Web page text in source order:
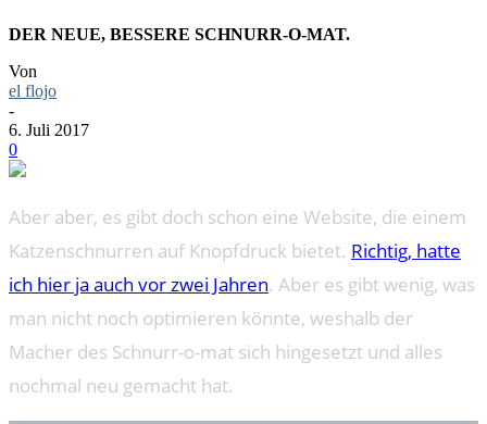
DER NEUE, BESSERE SCHNURR-O-MAT.
Von
el flojo
-
6. Juli 2017
0
Aber aber, es gibt doch schon eine Website, die einem
Katzenschnurren auf Knopfdruck bietet. Richtig, hatte
ich hier ja auch vor zwei Jahren. Aber es gibt wenig, was
man nicht noch optimieren könnte, weshalb der
Macher des Schnurr-o-mat sich hingesetzt und alles
nochmal neu gemacht hat.